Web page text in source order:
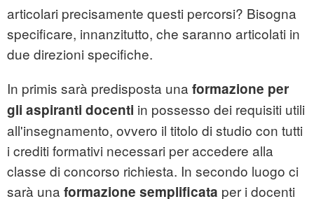
articolari precisamente questi percorsi? Bisogna
specificare, innanzitutto, che saranno articolati in
due direzioni specifiche.
In primis sarà predisposta una formazione per
gli aspiranti docenti in possesso dei requisiti utili
all'insegnamento, ovvero il titolo di studio con tutti
i crediti formativi necessari per accedere alla
classe di concorso richiesta. In secondo luogo ci
sarà una formazione semplificata per i docenti